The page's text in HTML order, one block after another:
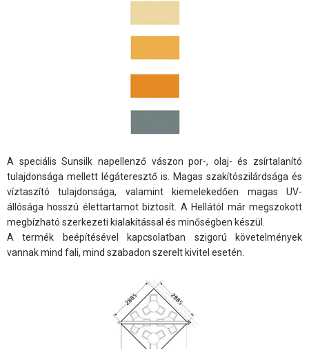
A speciális Sunsilk napellenző vászon por-, olaj- és zsírtalanító
tulajdonsága mellett légáteresztő is. Magas szakítószilárdsága és
víztaszító tulajdonsága, valamint kiemelekedően magas UV-
állósága hosszú élettartamot biztosít. A Hellától már megszokott
megbízható szerkezeti kialakítással és minőségben készül.
A termék beépítésével kapcsolatban szigorú követelmények
vannak mind fali, mind szabadon szerelt kivitel esetén.